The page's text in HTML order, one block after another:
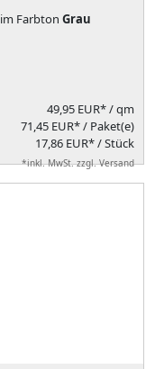
im Farbton Grau
49,95 EUR*/ qm
71,45 EUR* / Paket(e)
17,86 EUR* / Stück
*inkl. MwSt. zzgl. Versand